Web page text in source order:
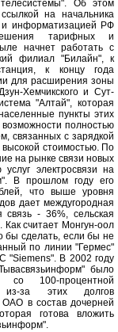
Об этом
на начальника
и информатизацией РФ
тарифных и
начнет работать с
филиал "Билайн", к
к концу года
для расширения зоны
Хемчикского и Сут-
"Алтай", которая
пункты этих
полностью
связанных с зарядкой
стоимостью. По
на рынке связи новых
электросвязи на
В прошлом году его
что выше уровня
дает междугородная
связь - 36%, сельская
считает Монгун-оол
бы сделать, если бы не
по линии "Гермес"
"Siemens". В 2002 году
было
со 100-процентной
из-за этих долгов
ОАО в состав дочерней
готова вложить